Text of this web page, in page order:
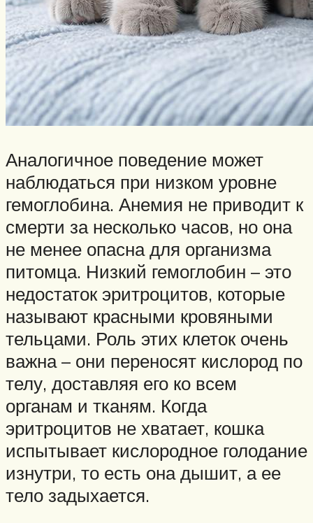
Аналогичное поведение может
наблюдаться при низком уровне
гемоглобина. Анемия не приводит к
смерти за несколько часов, но она
не менее опасна для организма
питомца. Низкий гемоглобин – это
недостаток эритроцитов, которые
называют красными кровяными
тельцами. Роль этих клеток очень
важна – они переносят кислород по
телу, доставляя его ко всем
органам и тканям. Когда
эритроцитов не хватает, кошка
испытывает кислородное голодание
изнутри, то есть она дышит, а ее
тело задыхается.